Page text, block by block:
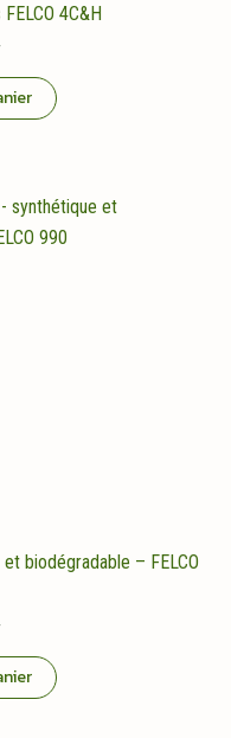
4C&H
biodégradable – FELCO